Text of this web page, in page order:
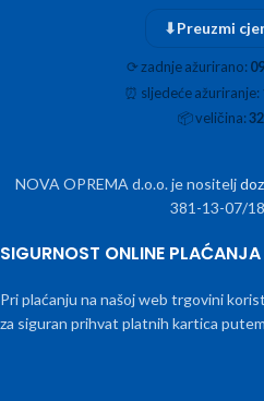
⬇Preuzmi
⟳zadnje ažurirano:
⏰ sljedeće ažuriranje:
📦veličina:
NOVA OPREMA d.o.o. je nositelj
381-13-07/
SIGURNOST ONLINE PLAĆANJA
Pri plaćanju na našoj web trgovini
za siguran prihvat platnih kartica